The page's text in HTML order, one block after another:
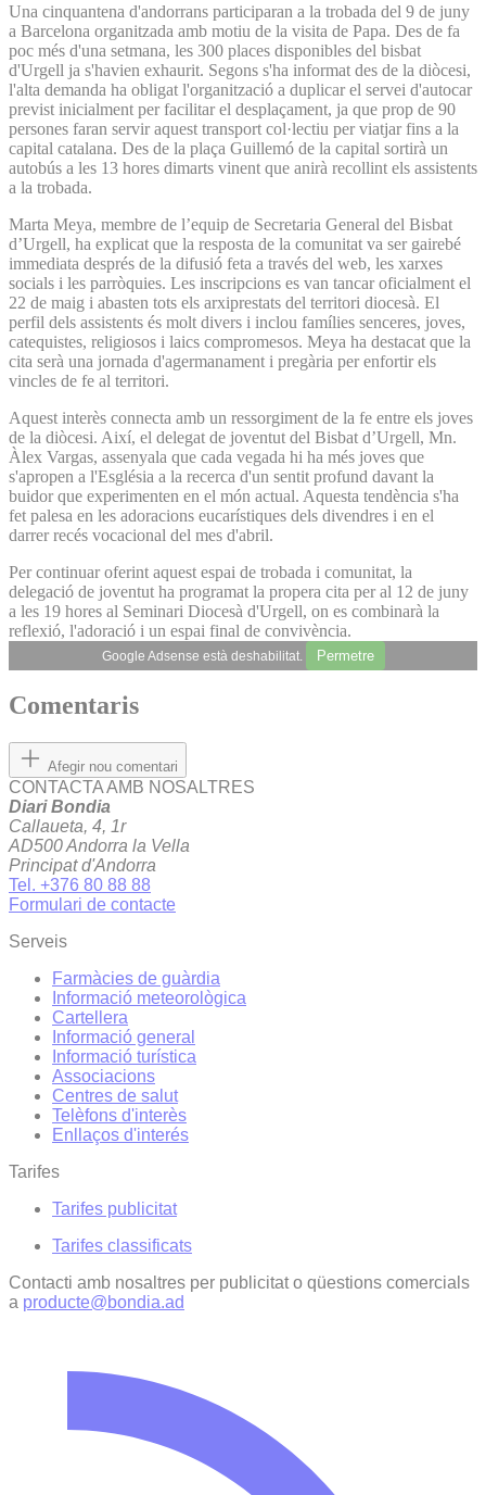
Una cinquantena d'andorrans participaran a la trobada del 9 de juny
a Barcelona organitzada amb motiu de la visita de Papa. Des de fa
poc més d'una setmana, les 300 places disponibles del bisbat
d'Urgell ja s'havien exhaurit. Segons s'ha informat des de la diòcesi,
l'alta demanda ha obligat l'organització a duplicar el servei d'autocar
previst inicialment per facilitar el desplaçament, ja que prop de 90
persones faran servir aquest transport col·lectiu per viatjar fins a la
capital catalana. Des de la plaça Guillemó de la capital sortirà un
autobús a les 13 hores dimarts vinent que anirà recollint els assistents
a la trobada.
Marta Meya, membre de l’equip de Secretaria General del Bisbat
d’Urgell, ha explicat que la resposta de la comunitat va ser gairebé
immediata després de la difusió feta a través del web, les xarxes
socials i les parròquies. Les inscripcions es van tancar oficialment el
22 de maig i abasten tots els arxiprestats del territori diocesà. El
perfil dels assistents és molt divers i inclou famílies senceres, joves,
catequistes, religiosos i laics compromesos. Meya ha destacat que la
cita serà una jornada d'agermanament i pregària per enfortir els
vincles de fe al territori.
Aquest interès connecta amb un ressorgiment de la fe entre els joves
de la diòcesi. Així, el delegat de joventut del Bisbat d’Urgell, Mn.
Àlex Vargas, assenyala que cada vegada hi ha més joves que
s'apropen a l'Església a la recerca d'un sentit profund davant la
buidor que experimenten en el món actual. Aquesta tendència s'ha
fet palesa en les adoracions eucarístiques dels divendres i en el
darrer recés vocacional del mes d'abril.
Per continuar oferint aquest espai de trobada i comunitat, la
delegació de joventut ha programat la propera cita per al 12 de juny
a les 19 hores al Seminari Diocesà d'Urgell, on es combinarà la
reflexió, l'adoració i un espai final de convivència.
Google Adsense està deshabilitat. Permetre
Comentaris
Afegir nou comentari
CONTACTA AMB NOSALTRES
Diari Bondia
Callaueta, 4, 1r
AD500 Andorra la Vella
Principat d'Andorra
Tel. +376 80 88 88
Formulari de contacte
Serveis
Farmàcies de guàrdia
Informació meteorològica
Cartellera
Informació general
Informació turística
Associacions
Centres de salut
Telèfons d'interès
Enllaços d'interés
Tarifes
Tarifes publicitat
Tarifes classificats
Contacti amb nosaltres per publicitat o qüestions comercials
a producte@bondia.ad